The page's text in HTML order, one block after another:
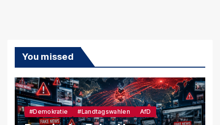
You missed
#Demokratie #Landtagswahlen AfD